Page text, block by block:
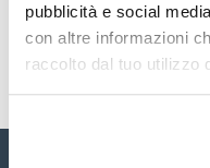
pubblicità e social
con altre informazioni
raccolto dal tuo utilizzo
Registrati per i